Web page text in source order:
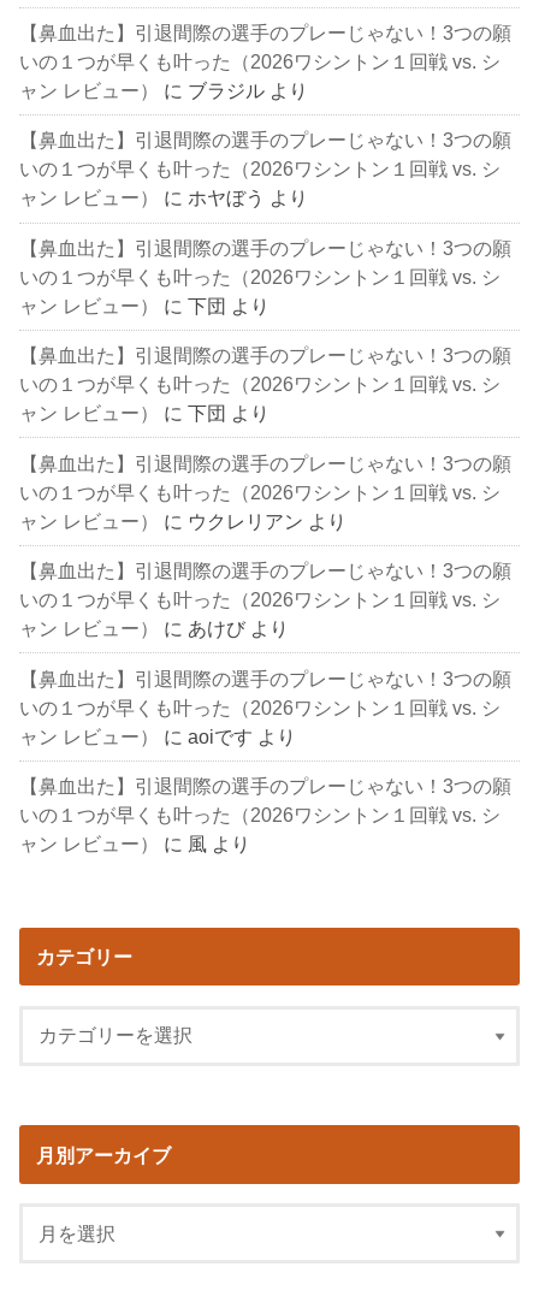
【鼻血出た】引退間際の選手のプレーじゃない！3つの願
いの１つが早くも叶った（2026ワシントン１回戦 vs. シ
ャン レビュー）
に ブラジル より
【鼻血出た】引退間際の選手のプレーじゃない！3つの願
いの１つが早くも叶った（2026ワシントン１回戦 vs. シ
ャン レビュー）
に ホヤぼう より
【鼻血出た】引退間際の選手のプレーじゃない！3つの願
いの１つが早くも叶った（2026ワシントン１回戦 vs. シ
ャン レビュー）
に下団 より
【鼻血出た】引退間際の選手のプレーじゃない！3つの願
いの１つが早くも叶った（2026ワシントン１回戦 vs. シ
ャン レビュー）
に下団 より
【鼻血出た】引退間際の選手のプレーじゃない！3つの願
いの１つが早くも叶った（2026ワシントン１回戦 vs. シ
ャン レビュー）
に ウクレリアン より
【鼻血出た】引退間際の選手のプレーじゃない！3つの願
いの１つが早くも叶った（2026ワシントン１回戦 vs. シ
ャン レビュー）
に あけび より
【鼻血出た】引退間際の選手のプレーじゃない！3つの願
いの１つが早くも叶った（2026ワシントン１回戦 vs. シ
ャン レビュー）
にaoiです より
【鼻血出た】引退間際の選手のプレーじゃない！3つの願
いの１つが早くも叶った（2026ワシントン１回戦 vs. シ
ャン レビュー）
に 風 より
カテゴリー
月別アーカイブ